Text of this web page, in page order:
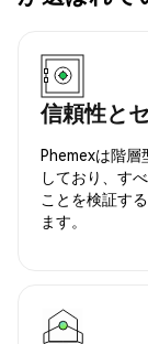
信頼性と
Phemexは階層
しており、す
ことを検証する
ます。